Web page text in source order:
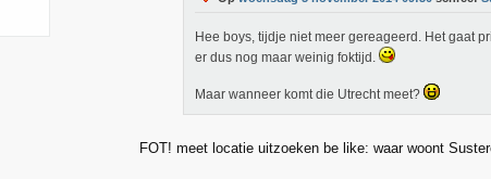
Hee boys, tijdje niet meer gereageerd. Het gaat
er dus nog maar weinig foktijd.
Maar wanneer komt die Utrecht meet?
FOT! meet locatie uitzoeken be like: waar woont